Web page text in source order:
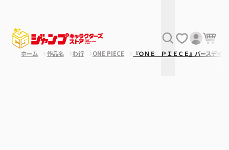
ホーム 作品名 わ行 ONE PIECE 『ＯＮＥ ＰＩＥＣＥ』バースデ